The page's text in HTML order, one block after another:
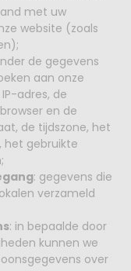
met uw
website (zoals
de gegevens
aan onze
adres, de
en de
de tijdszone, het
het gebruikte
: gegevens die
verzameld
: in bepaalde door
kunnen we
over